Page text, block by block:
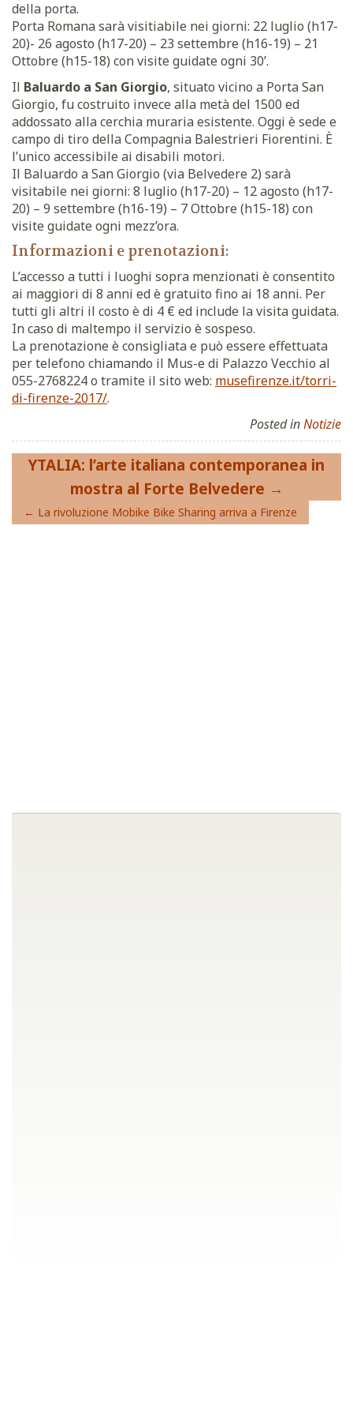
della porta.
Porta Romana sarà visitiabile nei giorni: 22 luglio (h17-
20)- 26 agosto (h17-20) – 23 settembre (h16-19) – 21
Ottobre (h15-18) con visite guidate ogni 30’.
Il Baluardo a San Giorgio, situato vicino a Porta San
Giorgio, fu costruito invece alla metà del 1500 ed
addossato alla cerchia muraria esistente. Oggi è sede e
campo di tiro della Compagnia Balestrieri Fiorentini. È
l’unico accessibile ai disabili motori.
Il Baluardo a San Giorgio (via Belvedere 2) sarà
visitabile nei giorni: 8 luglio (h17-20) – 12 agosto (h17-
20) – 9 settembre (h16-19) – 7 Ottobre (h15-18) con
visite guidate ogni mezz’ora.
Informazioni e prenotazioni:
L’accesso a tutti i luoghi sopra menzionati è consentito
ai maggiori di 8 anni ed è gratuito fino ai 18 anni. Per
tutti gli altri il costo è di 4 € ed include la visita guidata.
In caso di maltempo il servizio è sospeso.
La prenotazione è consigliata e può essere effettuata
per telefono chiamando il Mus-e di Palazzo Vecchio al
055-2768224 o tramite il sito web: musefirenze.it/torri-
di-firenze-2017/.
Posted inNotizie
Navigazione
articoli
YTALIA: l’arte italiana contemporanea in
mostra al Forte Belvedere
La rivoluzione Mobike Bike Sharing arriva a Firenze